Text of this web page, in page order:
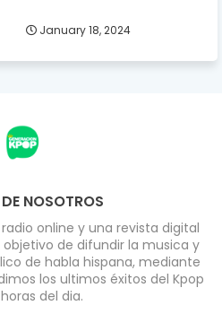
January 18, 2024
NOSOTROS
online y una revista digital
de difundir la musica y
de habla hispana, mediante
los ultimos éxitos del Kpop
del dia.